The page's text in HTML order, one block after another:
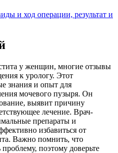
и ход операции, результат и
у женщин, многие отзывы
к урологу. Этот
знания и опыт для
мочевого пузыря. Он
выявит причину
лечение. Врач-
препараты и
избавиться от
Важно помнить, что
поэтому доверьте